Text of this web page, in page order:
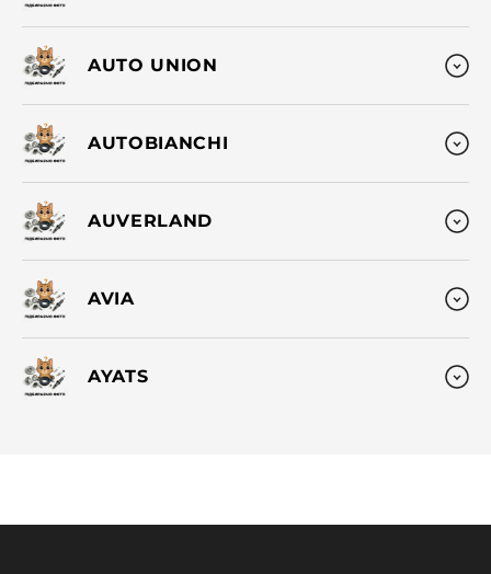
AUTO UNION
AUTOBIANCHI
AUVERLAND
AVIA
AYATS